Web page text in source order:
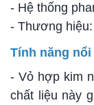
- Hệ thống
- Thương
Tính năng nổi
- Vỏ hợp kim
chất liệu này